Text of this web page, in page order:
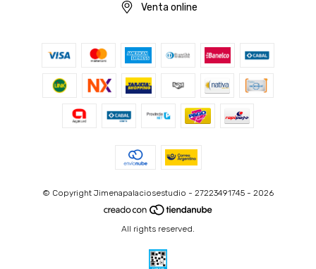
Venta online
© Copyright Jimenapalaciosestudio - 27223491745 - 2026
All rights reserved.